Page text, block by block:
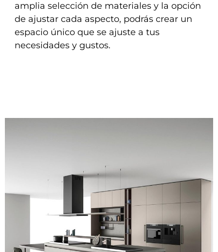
amplia selección de materiales y la opción
de ajustar cada aspecto, podrás crear un
espacio único que se ajuste a tus
necesidades y gustos.